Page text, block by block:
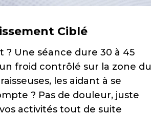
Ciblé
Une séance dure 30 à 45
froid contrôlé sur la zone du
les aidant à se
? Pas de douleur, juste
activités tout de suite